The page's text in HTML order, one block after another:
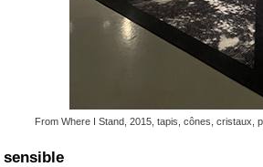
From Where I Stand, 2015, tapis, cônes, cristaux,
sensible